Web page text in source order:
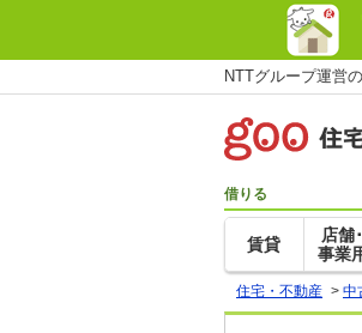
NTTグループ運営
借りる
賃貸
店舗･
事業
住宅・不動産 > 中